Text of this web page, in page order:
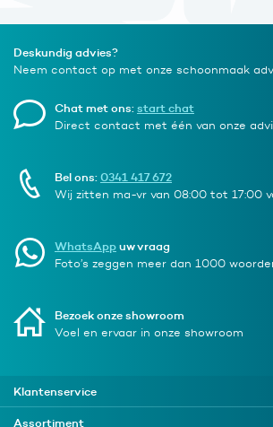
Deskundig advies?
Neem contact op met onze schoonmaak
Chat met ons:start chat
Direct contact met één van onze
Bel ons:0341 417 672
Wij zitten ma-vr van 08:00 tot 17:00
WhatsAppuw vraag
Foto’s zeggen meer dan 1000
Bezoek onze showroom
Voel en ervaar in onze showroom
Klantenservice
Assortiment